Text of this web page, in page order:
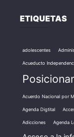
ETIQUETAS
adolescentes
Acueducto
Acuerdo Nacional por
Agenda Digtital
Adicciones Agenda